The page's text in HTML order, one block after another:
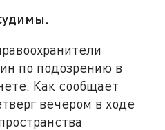
по подозрению в
Как сообщает
вечером в ходе